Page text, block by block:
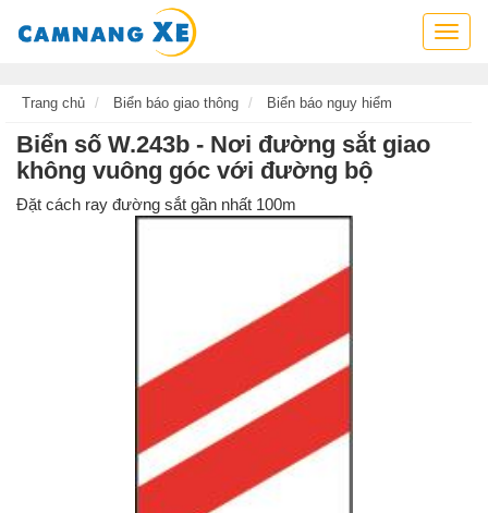
Cẩm
Trang chủ Biển báo giao thông Biển báo nguy hiểm
Biển số W.243b - Nơi đường sắt giao
không vuông góc với đường bộ
Đặt cách ray đường sắt gần nhất 100m